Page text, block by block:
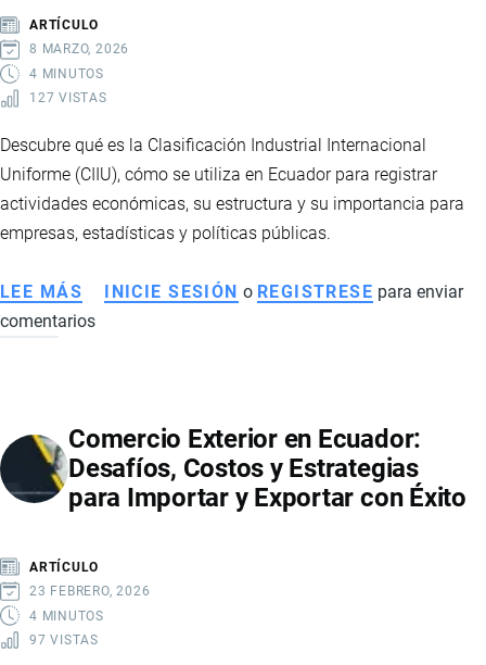
ARTÍCULO
8 MARZO, 2026
4 MINUTOS
127 VISTAS
Descubre qué es la Clasificación Industrial Internacional
Uniforme (CIIU), cómo se utiliza en Ecuador para registrar
actividades económicas, su estructura y su importancia para
empresas, estadísticas y políticas públicas.
LEE MÁS SOBRE
CIIU
ES,
CÓMO
SE
POR
QUÉ
ES
INICIE SESIÓN o REGISTRESE para enviar
comentarios
Comercio Exterior en Ecuador:
Desafíos, Costos y Estrategias
para Importar y Exportar con Éxito
ARTÍCULO
23 FEBRERO, 2026
4 MINUTOS
97 VISTAS